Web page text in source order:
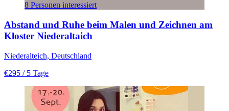
8 Personen interessiert
Abstand und Ruhe beim Malen und Zeichnen am
Kloster Niederaltaich
Niederalteich, Deutschland
€295 / 5 Tage